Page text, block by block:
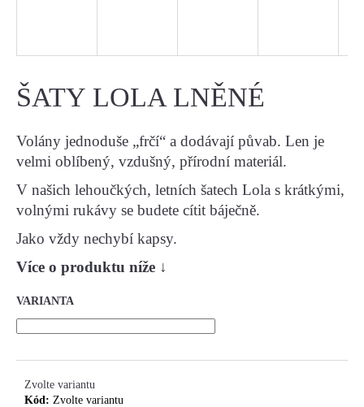
ŠATY LOLA LNĚNÉ
Volány jednoduše „frčí“ a dodávají půvab. Len je
velmi oblíbený, vzdušný, přírodní materiál.
V našich lehoučkých, letních šatech Lola s krátkými,
volnými rukávy se budete cítit báječně.
Jako vždy nechybí kapsy.
Více o produktu níže ↓
VARIANTA
Zvolte variantu
Kód: Zvolte variantu
?
D
O
O
R
U